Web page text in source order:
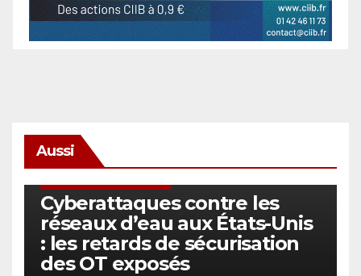
Aussi
Cyberattaques contre les
réseaux d’eau aux États-Unis
: les retards de sécurisation
des OT exposés